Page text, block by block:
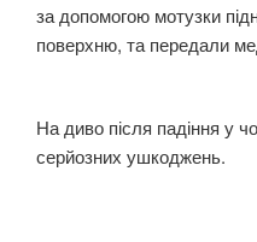
за допомогою мотузки
поверхню, та передали
На диво після падіння у
серйозних ушкоджень.